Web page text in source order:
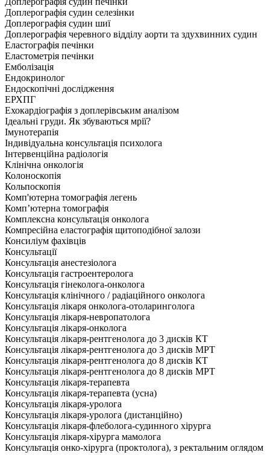
Доплерографія судин селезінки
Доплерографія судин шиї
Доплерографія черевного відділу аорти та здухвинних судин
Еластографія печінки
Еластометрія печінки
Емболізація
Ендокринолог
Ендоскопічні дослідження
ЕРХПГ
Ехокардіографія з доплерівським аналізом
Ідеальні груди. Як збуваються мрії?
Імунотерапія
Індивідуальна консультація психолога
Інтервенційна радіологія
Клінічна онкологія
Колоноскопія
Кольпоскопія
Комп'ютерна томографія легень
Комп’ютерна томографія
Комплексна консультація онколога
Компресійна еластографія щитоподібної залози
Консиліум фахівців
Консультації
Консультація анестезіолога
Консультація гастроентеролога
Консультація гінеколога-онколога
Консультація клінічного / радіаційного онколога
Консультація лікаря онколога-отоларинголога
Консультація лікаря-невропатолога
Консультація лікаря-онколога
Консультація лікаря-рентгенолога до 3 дисків КТ
Консультація лікаря-рентгенолога до 3 дисків МРТ
Консультація лікаря-рентгенолога до 8 дисків КТ
Консультація лікаря-рентгенолога до 8 дисків МРТ
Консультація лікаря-терапевта
Консультація лікаря-терапевта (усна)
Консультація лікаря-уролога
Консультація лікаря-уролога (дистанційно)
Консультація лікаря-флеболога-судинного хірурга
Консультація лікаря-хірурга мамолога
Консультація онко-хірурга (проктолога), з ректальним оглядом